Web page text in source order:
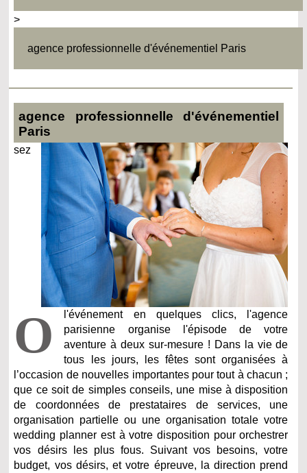
>
agence professionnelle d'événementiel Paris
agence professionnelle d'événementiel
Paris
O
sez
l'événement en quelques clics, l'agence
parisienne organise l'épisode de votre
aventure à deux sur-mesure ! Dans la vie de
tous les jours, les fêtes sont organisées à
l’occasion de nouvelles importantes pour tout à chacun ;
que ce soit de simples conseils, une mise à disposition
de coordonnées de prestataires de services, une
organisation partielle ou une organisation totale votre
wedding planner est à votre disposition pour orchestrer
vos désirs les plus fous. Suivant vos besoins, votre
budget, vos désirs, et votre épreuve, la direction prend